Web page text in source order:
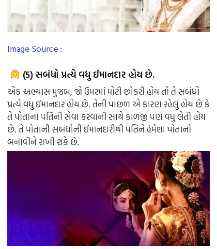
Image Source :
(5) સબંધો પ્રત્યે વધુ ઈમાનદાર હોય છે.
એક અભ્યાસ મુજબ, જો ઉંમરમાં મોટી છોકરી હોય તો તે સબંધો
પ્રત્યે વધુ ઈમાનદાર હોય છે. તેની પાછળ એ કારણ રહેલું હોય છે કે
તે પોતાના પતિની સેવા કરવાની સાથે કાળજી પણ વધુ લેતી હોય
છે. તે પોતાની સબંધોની ઈમાનદારીથી પતિને હંમેશા પોતાનો
બનાવીને રાખી શકે છે.